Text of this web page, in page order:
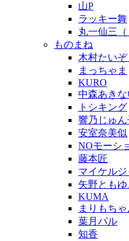
山P
ラッキー舞
丸一仙三（
ものまね
木村たいぞ
まっちゃま
KURO
中森あきな
トシキング
響乃じゅん
安室奈美似
NOモーシ
藤本匠
マイケル
矢野ともゆ
KUMA
まりもちゃ
葉月パル
知香